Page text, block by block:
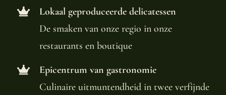
Lokaal geproduceerde delicatessen
De smaken van onze regio in onze
restaurants en boutique
Epicentrum van gastronomie
Culinaire uitmuntendheid in twee verfijnde